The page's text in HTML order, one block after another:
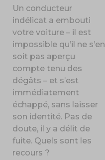
Un conducteur
indélicat a embouti
votre voiture – il est
impossible qu’il ne s’en
soit pas aperçu
compte tenu des
dégâts – et s’est
immédiatement
échappé, sans laisser
son identité. Pas de
doute, il y a délit de
fuite. Quels sont les
recours ?